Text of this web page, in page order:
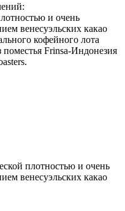
и очень
венесуэльских какао
кофейного лота
поместья Frinsa-Индонезия
плотностью и очень
венесуэльских какао